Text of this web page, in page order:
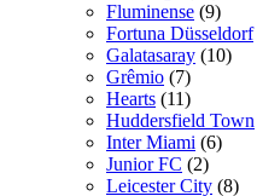
Fluminense (9)
Fortuna Düsseldorf
Galatasaray (10)
Grêmio (7)
Hearts (11)
Huddersfield Town
Inter Miami (6)
Junior FC (2)
Leicester City (8)